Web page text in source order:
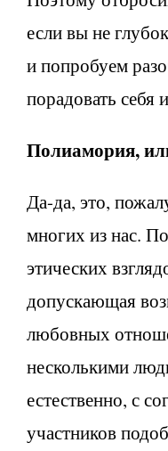
если вы не
и попробуем
порадовать себя
Полиамория,
Да-да, это,
многих из нас.
этических
допускающая
любовных
несколькими
естественно, с
участников